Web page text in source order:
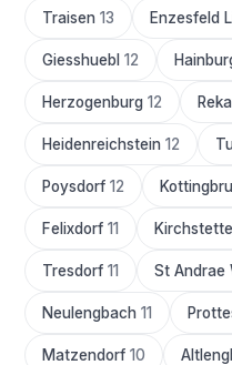
Traisen 13 Enzesfeld
Giesshuebl 12
Herzogenburg 12
Heidenreichstein 12
Poysdorf 12
Felixdorf 11
Tresdorf 11 St Andrae
Neulengbach 11
Matzendorf 10